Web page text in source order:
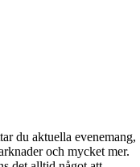
du aktuella evenemang,
och mycket mer.